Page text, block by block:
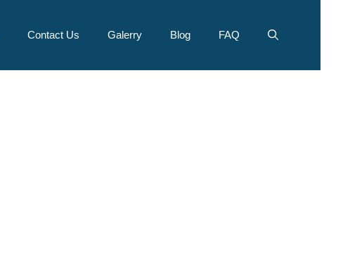
Contact Us Galerry Blog FAQ